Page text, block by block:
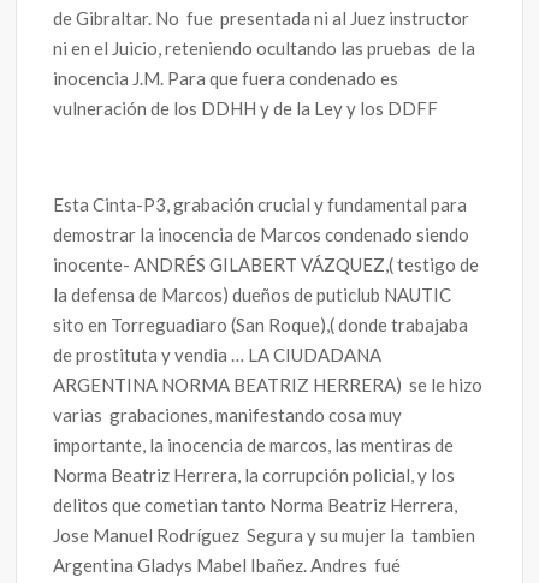
de Gibraltar. No fue presentada ni al Juez instructor
ni en el Juicio, reteniendo ocultando las pruebas de la
inocencia J.M. Para que fuera condenado es
vulneración de los DDHH y de la Ley y los DDFF
Esta Cinta-P3, grabación crucial y fundamental para
demostrar la inocencia de Marcos condenado siendo
inocente- ANDRÉS GILABERT VÁZQUEZ,( testigo de
la defensa de Marcos) dueños de puticlub NAUTIC
sito en Torreguadiaro (San Roque),( donde trabajaba
de prostituta y vendia … LA CIUDADANA
ARGENTINA NORMA BEATRIZ HERRERA) se le hizo
varias grabaciones, manifestando cosa muy
importante, la inocencia de marcos, las mentiras de
Norma Beatriz Herrera, la corrupción policial, y los
delitos que cometian tanto Norma Beatriz Herrera,
Jose Manuel Rodríguez Segura y su mujer la tambien
Argentina Gladys Mabel Ibañez. Andres fué